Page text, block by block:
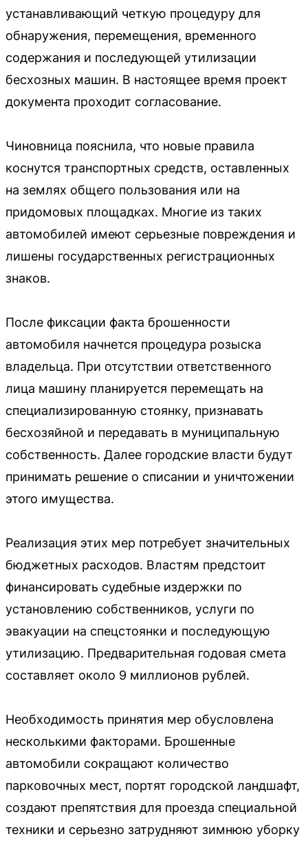
устанавливающий четкую процедуру для
обнаружения, перемещения, временного
содержания и последующей утилизации
бесхозных машин. В настоящее время проект
документа проходит согласование.
Чиновница пояснила, что новые правила
коснутся транспортных средств, оставленных
на землях общего пользования или на
придомовых площадках. Многие из таких
автомобилей имеют серьезные повреждения и
лишены государственных регистрационных
знаков.
После фиксации факта брошенности
автомобиля начнется процедура розыска
владельца. При отсутствии ответственного
лица машину планируется перемещать на
специализированную стоянку, признавать
бесхозяйной и передавать в муниципальную
собственность. Далее городские власти будут
принимать решение о списании и уничтожении
этого имущества.
Реализация этих мер потребует значительных
бюджетных расходов. Властям предстоит
финансировать судебные издержки по
установлению собственников, услуги по
эвакуации на спецстоянки и последующую
утилизацию. Предварительная годовая смета
составляет около 9 миллионов рублей.
Необходимость принятия мер обусловлена
несколькими факторами. Брошенные
автомобили сокращают количество
парковочных мест, портят городской ландшафт,
создают препятствия для проезда специальной
техники и серьезно затрудняют зимнюю уборку